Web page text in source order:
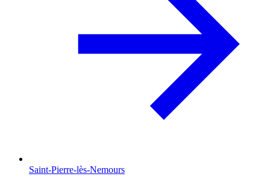
Saint-Pierre-lès-Nemours